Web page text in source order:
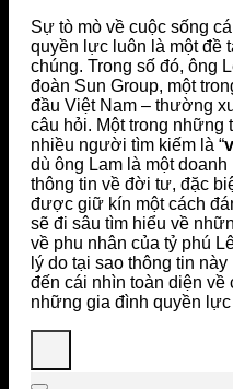
Sự tò mò về cuộc sống
quyền lực luôn là một đề
chúng. Trong số đó, ông
đoàn Sun Group, một
đầu Việt Nam – thường
câu hỏi. Một trong những
nhiều người tìm kiếm là “
dù ông Lam là một
thông tin về đời tư, đặc
được giữ kín một cách
sẽ đi sâu tìm hiểu về
về phu nhân của tỷ phú
lý do tại sao thông tin
đến cái nhìn toàn diện về
những gia đình quyền